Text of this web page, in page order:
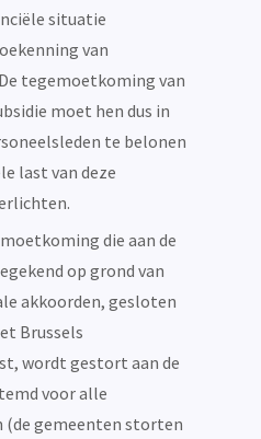
situatie
van
tegemoetkoming van
moet hen dus in
te belonen
last van deze
die aan de
op grond van
akkoorden, gesloten
Brussels
wordt gestort aan de
voor alle
gemeenten storten